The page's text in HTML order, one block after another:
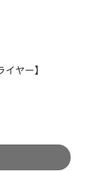
ヤー】